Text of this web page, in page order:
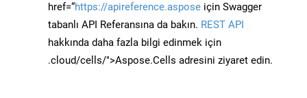
href=“https://apireference.aspose için Swagger
tabanlı API Referansına da bakın. REST API
hakkında daha fazla bilgi edinmek için
.cloud/cells/">Aspose.Cells adresini ziyaret edin.